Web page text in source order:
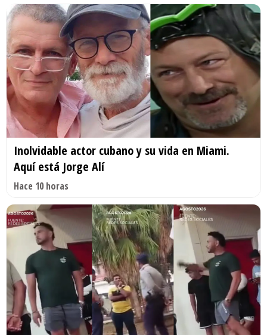
Inolvidable actor cubano y su vida en Miami.
Aquí está Jorge Alí
Hace 10 horas